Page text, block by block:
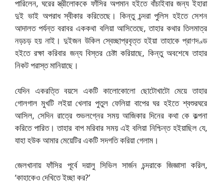
পারিলেন, ঘরের স্ত্রীলোককে ফাঁসির অপমান হইতে বাঁচাইবার জন্য ইহারা
দুই ভাই অপরাধ স্বীকার করিতেছে। কিন্তু চন্দরা পুলিস হইতে সেশন
আদালত পর্যন্ত বরাবর এককথা বলিয়া আসিতেছে, তাহার কথার তিলমাত্র
নড়চড় হয় নাই। দুইজন উকিল স্বেচ্ছাপ্রবৃত্ত হইয়া তাহাকে প্রাণদণ্ড
হইতে রক্ষা করিবার জন্য বিস্তর চেষ্টা করিয়াছে, কিন্তু অবশেষে তাহার
নিকট পরাস্ত মানিয়াছে।
যেদিন একরত্তি বয়সে একটি কালোকোলো ছোটোখাটো মেয়ে তাহার
গোলগাল মুখটি লইয়া খেলার পুতুল ফেলিয়া বাপের ঘর হইতে শ্বশুরঘরে
আসিল, সেদিন রাত্রে শুভলগ্নের সময় আজিকার দিনের কথা কে কল্পনা
করিতে পারিত। তাহার বাপ মরিবার সময় এই বলিয়া নিশ্চিন্ত হইয়াছিল যে,
যাহা হউক আমার মেয়েটির একটি সদগতি করিয়া গেলাম।
জেলখানায় ফাঁসির পূর্বে দয়ালু সিভিল সার্জন চন্দরাকে জিজ্ঞাসা করিল,
‘কাহাকেও দেখিতে ইচ্ছা কর?’